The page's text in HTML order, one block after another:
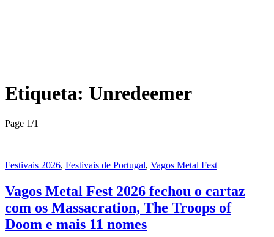
Etiqueta: Unredeemer
Page 1/1
Festivais 2026, Festivais de Portugal, Vagos Metal Fest
Vagos Metal Fest 2026 fechou o cartaz
com os Massacration, The Troops of
Doom e mais 11 nomes